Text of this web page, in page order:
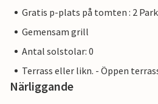
Gratis p-plats på tomten : 2
Gemensam grill
Antal solstolar: 0
Terrass eller likn. - Öppen
Närliggande